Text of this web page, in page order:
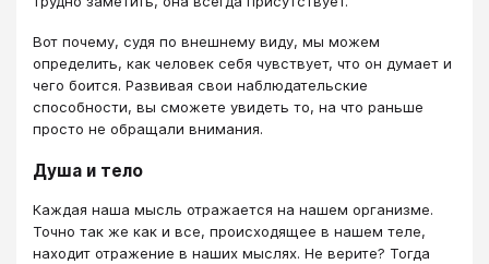
Вот почему, судя по внешнему виду, мы можем
определить, как человек себя чувствует, что он думает и
чего боится. Развивая свои наблюдательские
способности, вы сможете увидеть то, на что раньше
просто не обращали внимания.
Душа и тело
Каждая наша мысль отражается на нашем организме.
Точно так же как и все, происходящее в нашем теле,
находит отражение в наших мыслях. Не верите? Тогда